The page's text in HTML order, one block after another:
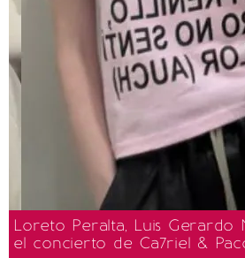
Loreto Peralta, Luis Gerardo
el concierto de Ca7riel &